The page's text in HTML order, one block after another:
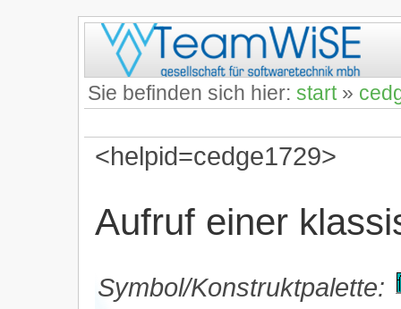
Sie befinden sich hier: start»
<helpid=cedge1729>
Aufruf einer
Symbol/Konstruktpalette: